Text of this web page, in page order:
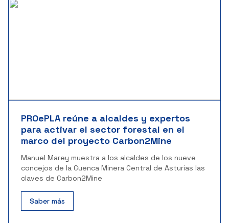
PROePLA reúne a alcaldes y expertos
para activar el sector forestal en el
marco del proyecto Carbon2Mine
Manuel Marey muestra a los alcaldes de los nueve
concejos de la Cuenca Minera Central de Asturias las
claves de Carbon2Mine
Saber más